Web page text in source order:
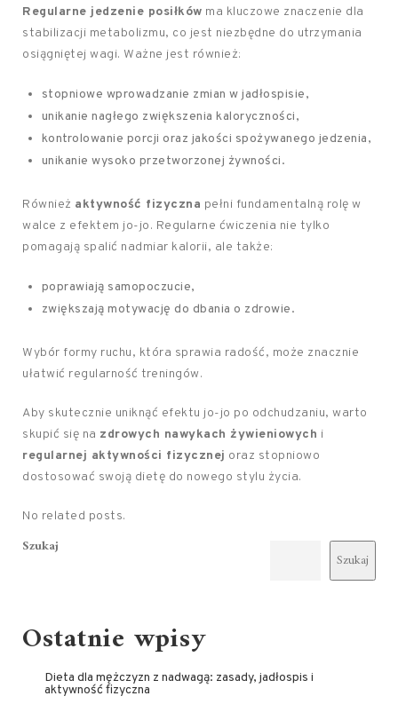
Regularne jedzenie posiłków ma kluczowe znaczenie dla
stabilizacji metabolizmu, co jest niezbędne do utrzymania
osiągniętej wagi. Ważne jest również:
stopniowe wprowadzanie zmian w jadłospisie,
unikanie nagłego zwiększenia kaloryczności,
kontrolowanie porcji oraz jakości spożywanego jedzenia,
unikanie wysoko przetworzonej żywności.
Również aktywność fizyczna pełni fundamentalną rolę w
walce z efektem jo-jo. Regularne ćwiczenia nie tylko
pomagają spalić nadmiar kalorii, ale także:
poprawiają samopoczucie,
zwiększają motywację do dbania o zdrowie.
Wybór formy ruchu, która sprawia radość, może znacznie
ułatwić regularność treningów.
Aby skutecznie uniknąć efektu jo-jo po odchudzaniu, warto
skupić się na zdrowych nawykach żywieniowych i
regularnej aktywności fizycznej oraz stopniowo
dostosować swoją dietę do nowego stylu życia.
No related posts.
Szukaj
Szukaj
Ostatnie wpisy
Dieta dla mężczyzn z nadwagą: zasady, jadłospis i
aktywność fizyczna